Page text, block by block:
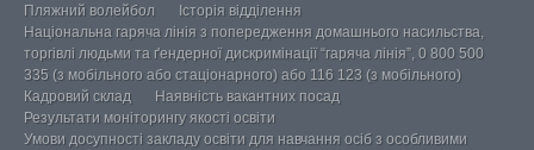
Пляжний волейбол
Історія відділення
Національна гаряча лінія з попередження домашнього насильства,
торгівлі людьми та ґендерної дискримінації “гаряча лінія”, 0 800 500
335 (з мобільного або стаціонарного) або 116 123 (з мобільного)
Кадровий склад
Наявність вакантних посад
Результати моніторингу якості освіти
Умови досупності закладу освіти для навчання осіб з особливими